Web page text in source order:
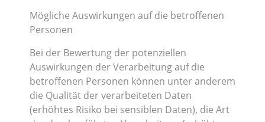
Mögliche Auswirkungen auf die betroffenen
Personen
Bei der Bewertung der potenziellen
Auswirkungen der Verarbeitung auf die
betroffenen Personen können unter anderem
die Qualität der verarbeiteten Daten
(erhöhtes Risiko bei sensiblen Daten), die Art